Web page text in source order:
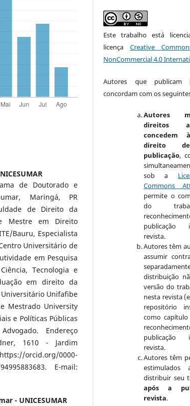
de Doutorado e
Maringá, PR
de Direito da
Mestre em Direito
Bauru, Especialista
Universitário de
em Pesquisa
Tecnologia e
em direito da
Unifafibe
Mestrado University
e Políticas Públicas
Endereço
1610 - Jardim
orcid.org/0000-
E-mail:
- UNICESUMAR
Este trabalho está
licençaCreative
NonCommercial 4.0
Autores que publicam
concordam com os
Autores
direitos
direito
publicação,
sob a
Commons
permite o
do
publicação
revista.
Autores têm
assumir
distribuição
versão do
nesta revista
repositório
como
publicação
revista.
Autores têm
distribuir seu
após a
revista.